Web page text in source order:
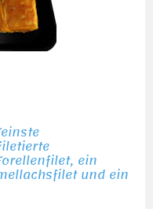
ein
und ein
von der